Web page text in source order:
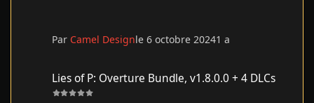
Par Camel Designle 6 octobre 20241 a
Lies of P: Overture Bundle, v1.8.0.0 + 4 DLCs